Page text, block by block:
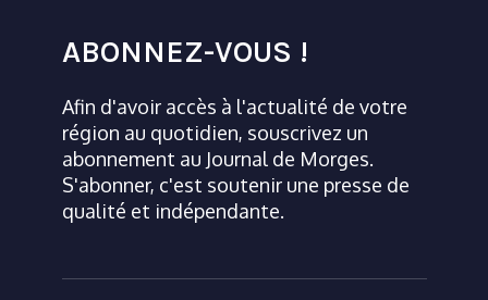
ABONNEZ-VOUS !
Afin d'avoir accès à l'actualité de votre
région au quotidien, souscrivez un
abonnement au Journal de Morges.
S'abonner, c'est soutenir une presse de
qualité et indépendante.